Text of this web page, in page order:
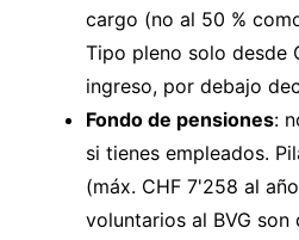
cargo (no al 50 %
Tipo pleno solo desde
ingreso, por debajo
Fondo de pensiones:
si tienes empleados.
(máx. CHF 7'258 al
voluntarios al BVG son